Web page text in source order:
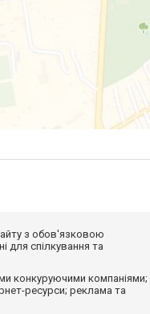
з обов'язковою
для спілкування та
конкуруючими компаніями;
ресурси; реклама та